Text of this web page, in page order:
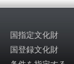
国指定文化財
国登録文化財